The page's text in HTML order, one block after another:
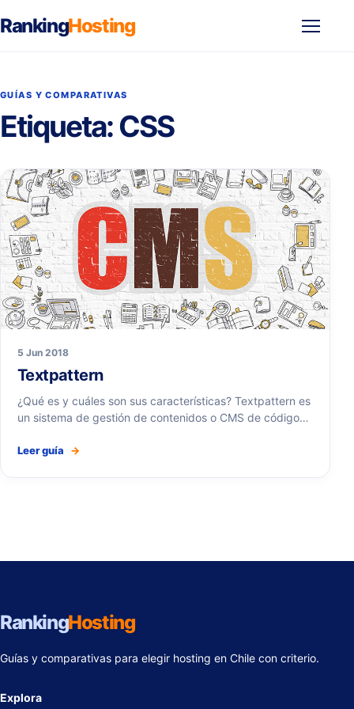
RankingHosting
GUÍAS Y COMPARATIVAS
Etiqueta:CSS
5 Jun 2018
Textpattern
¿Qué es y cuáles son sus características? Textpattern es
un sistema de gestión de contenidos o CMS de código…
Leer guía →
RankingHosting
Guías y comparativas para elegir hosting en Chile con criterio.
Explora